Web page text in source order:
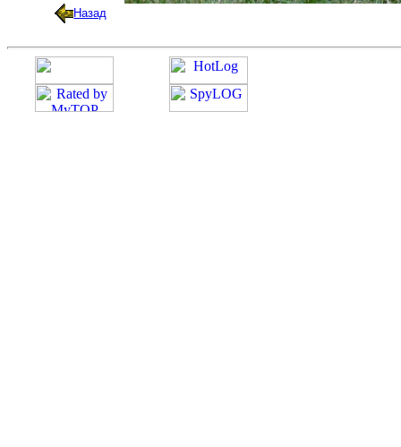
Назад